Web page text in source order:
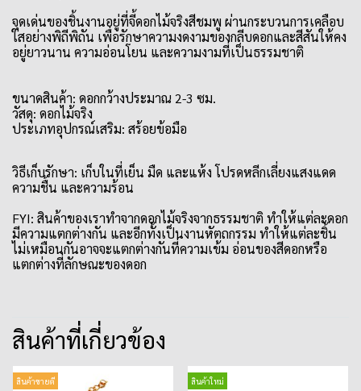
จุดเด่นของชิ้นงานอยู่ที่จี้ดอกไม้จริงสีชมพู ผ่านกระบวนการเคลือบ
ใสอย่างพิถีพิถัน เพื่อรักษาความงดงามของกลีบดอกและสีสันให้คง
อยู่ยาวนาน ความอ่อนโยน และความงามที่เป็นธรรมชาติ
ขนาดสินค้า: ดอกกว้างประมาณ 2-3 ซม.
วัสดุ: ดอกไม้จริง
ประเภทอุปกรณ์เสริม: สร้อยข้อมือ
วิธีเก็บรักษา: เก็บในที่เย็น มืด และแห้ง โปรดหลีกเลี่ยงแสงแดด
ความชื้น และความร้อน
FYI: สินค้าของเราทำจากดอกไม้จริงจากธรรมชาติ ทำให้แต่ละดอก
มีความแตกต่างกัน และอีกทั้งเป็นงานหัตถกรรม ทำให้แต่ละชิ้น
ไม่เหมือนกันอาจจะแตกต่างกันที่ความเข้ม อ่อนของสีดอกหรือ
แตกต่างที่ลักษณะของดอก
สินค้าที่เกี่ยวข้อง
สินค้าขายดี สินค้าใหม่